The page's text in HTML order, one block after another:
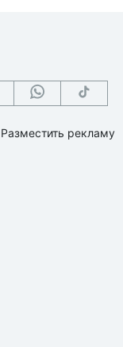
Разместить рекламу